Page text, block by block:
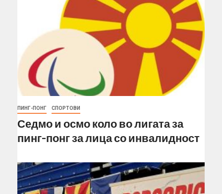
ПИНГ-ПОНГ СПОРТОВИ
Седмо и осмо коло во лигата за
пинг-понг за лица со инвалидност